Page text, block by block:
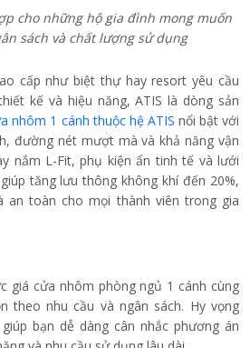
thước Lỗ Ban, có thể tham khảo kích
yêu cầu kỹ thuật và công năng để
tiện, an toàn.
nhôm 1 cánh
Thương hiệu cửa
Nhật Bản
là 2 dòng sản phẩm nổi bật:
WE 70 là dòng cửa nhôm thuộc phân